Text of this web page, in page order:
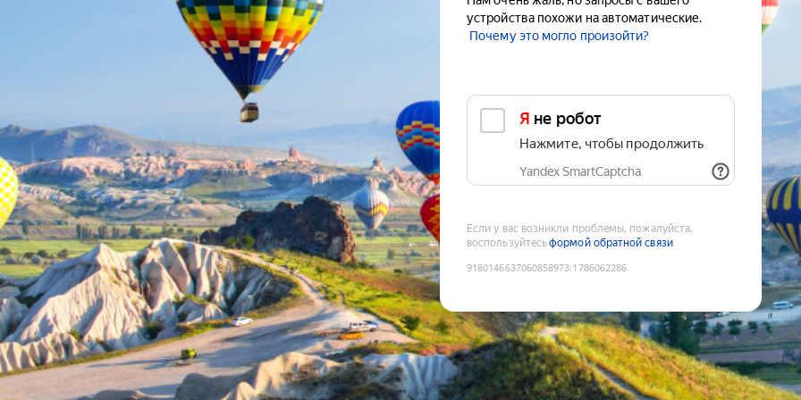
устройства похожи на автоматические.
Почему это могло произойти?
Я не робот
Нажмите, чтобы продолжить
Yandex SmartCaptcha
Если у вас возникли проблемы, пожалуйста,
воспользуйтесьформой обратной связи
9180146637060858973:1786062286